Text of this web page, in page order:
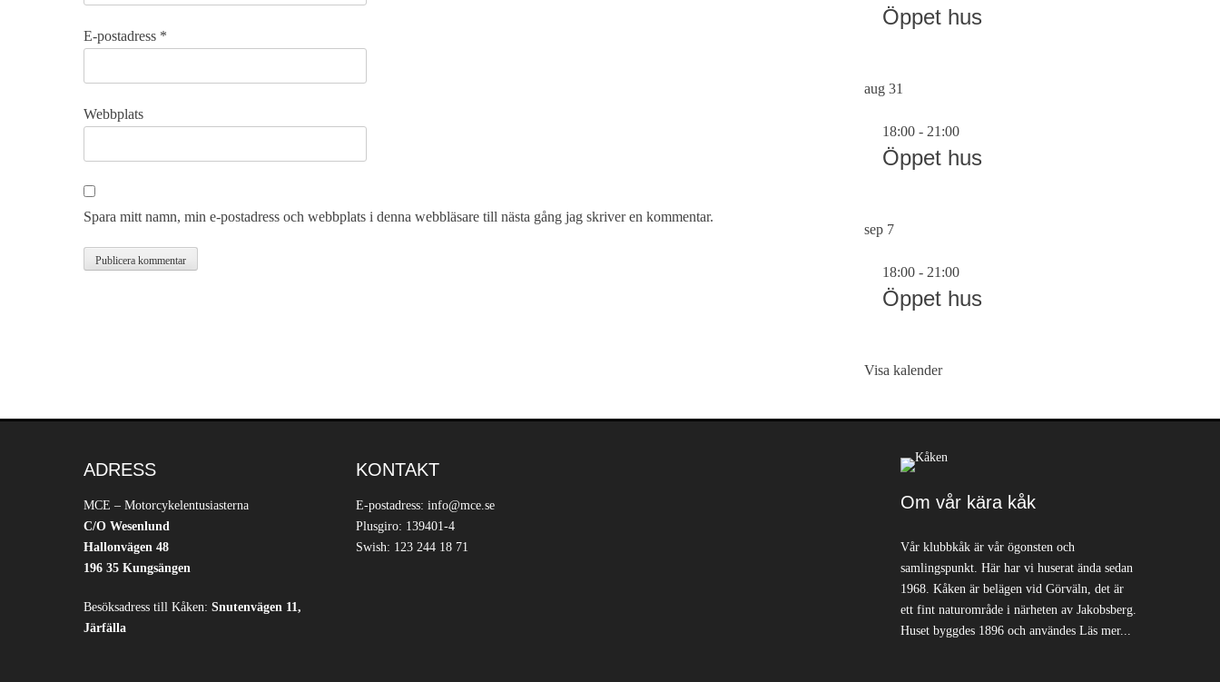
E-postadress *
Webbplats
Spara mitt namn, min e-postadress och webbplats i denna webbläsare till nästa gång jag skriver en kommentar.
Öppet hus
aug 31
18:00 - 21:00
Öppet hus
sep 7
18:00 - 21:00
Öppet hus
Visa kalender
ADRESS
MCE – Motorcykelentusiasterna
C/O Wesenlund
Hallonvägen 48
196 35 Kungsängen
Besöksadress till Kåken: Snutenvägen 11,
Järfälla
KONTAKT
E-postadress: info@mce.se
Plusgiro: 139401-4
Swish: 123 244 18 71
Om vår kära kåk
Vår klubbkåk är vår ögonsten och
samlingspunkt. Här har vi huserat ända sedan
1968. Kåken är belägen vid Görväln, det är
ett fint naturområde i närheten av Jakobsberg.
Huset byggdes 1896 och användes Läs mer...